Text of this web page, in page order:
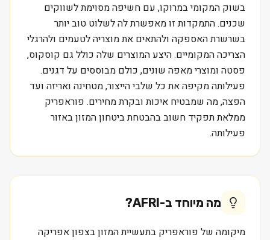
בשוק המקומי במרוקו, עם חשיפה מסוימת לשווקים
שכנים. התמקדות זו מאפשרת לה לשלוט טוב יותר
בשרשרת האספקה ולהתאים את מוצריה לטעמים ולהרגלי
הצריכה המקומיים. היצע המוצרים שלה כולל גם קוסקוס,
פסטה ומוצרי מאפה שונים, כולם מבוססים על דגנים.
פעילותה מקיפה את כל שלבי הייצור, מטחינה ואריזה ועד
הפצה, מה שמבטיח איכות ובקרת מחירים. פוראפריק
ממלאת תפקיד חשוב בהבטחת ביטחון המזון באזור
פעילותה.
מה מיוחד ב-AFRI
?
מיקומה של פוראפריק בתעשיית המזון בצפון אפריקה